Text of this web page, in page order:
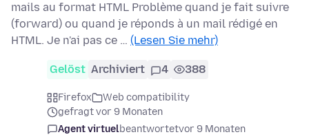
mails au format HTML Problème quand je fait suivre
(forward) ou quand je réponds à un mail rédigé en
HTML. Je n'ai pas ce … (Lesen Sie mehr)
Gelöst Archiviert 4 388
Firefox
Web compatibility
gefragt vor 9 Monaten
Agent virtuelbeantwortetvor 9 Monaten